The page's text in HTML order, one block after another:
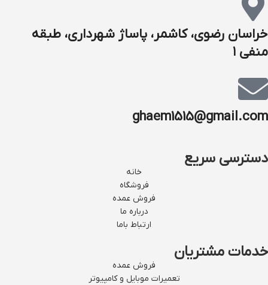
خراسان رضوی، کاشمر، پاساژ شهرداری، طبقه
منفی ۱
ghaem1515@gmail.com
دسترسی سریع
خانه
فروشگاه
فروش عمده
درباره ما
ارتباط باما
خدمات مشتریان
فروش عمده
تعمیرات موبایل و کامپیوتر